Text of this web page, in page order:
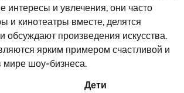
интересы и увлечения, они часто
и кинотеатры вместе, делятся
обсуждают произведения искусства.
ярким примером счастливой и
мире шоу-бизнеса.
Дети